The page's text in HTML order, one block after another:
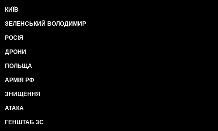
КИЇВ
ЗЕЛЕНСЬКИЙ ВОЛОДИМИР
РОСІЯ
ДРОНИ
ПОЛЬЩА
АРМІЯ РФ
ЗНИЩЕННЯ
АТАКА
ГЕНШТАБ ЗС